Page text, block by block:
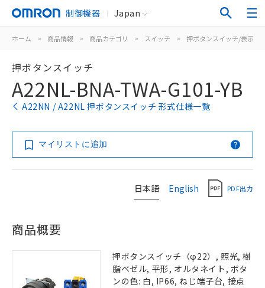
制御機器 Japan
ホーム > 商品情報 > 商品カテゴリ > スイッチ > 押ボタンスイッチ/表示灯
押ボタンスイッチ
A22NL-BNA-TWA-G101-YB
A22NN / A22NL 押ボタンスイッチ 形式仕様一覧
マイリストに追加
日本語 English PDF出力
商品概要
押ボタンスイッチ（φ22）, 照光, 樹
脂ベゼル, 平形, オルタネイト, ボタ
ンの色: 白, IP66, ねじ端子台, 接点